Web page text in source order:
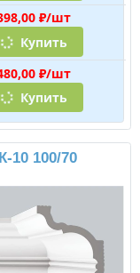
₽/шт
Купить
₽/шт
Купить
10 100/70